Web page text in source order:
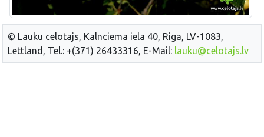
© Lauku celotajs, Kalnciema iela 40, Riga, LV-1083,
Lettland, Tel.: +(371) 26433316, E-Mail: lauku@celotajs.lv